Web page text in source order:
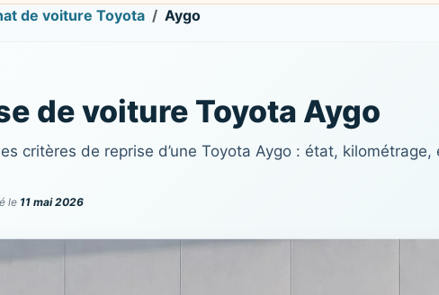
de voiture Toyota Aygo
de voiture Toyota Aygo
critères de reprise d’une Toyota Aygo : état,
le 11 mai 2026